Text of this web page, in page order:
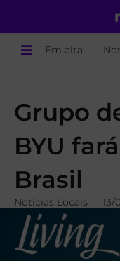
Em alta
Grupo
BYU
Brasil
Notícias Locais 13/